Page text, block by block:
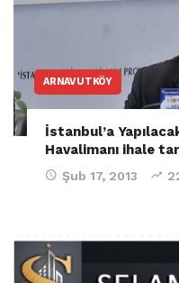
ARNAVUTKÖY
İstanbul’a
Havalimanı ihale
Şub 17, 2013